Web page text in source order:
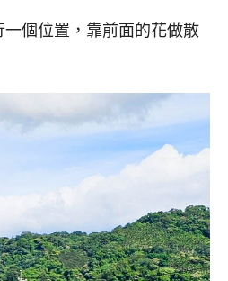
個位置，靠前面的花做散